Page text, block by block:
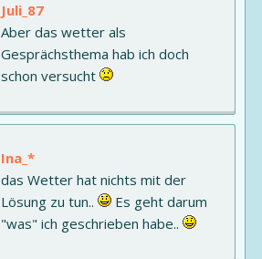
Juli_87
Aber das wetter als
Gesprächsthema hab ich doch
schon versucht
Ina_*
das Wetter hat nichts mit der
Lösung zu tun..
Es geht darum
"was" ich geschrieben habe..